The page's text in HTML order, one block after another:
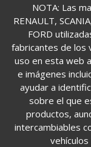
NOTA: Las
RENAULT,
FORD
fabricantes de los
uso en esta web
e imágenes
ayudar a
sobre el que
productos,
intercambiables